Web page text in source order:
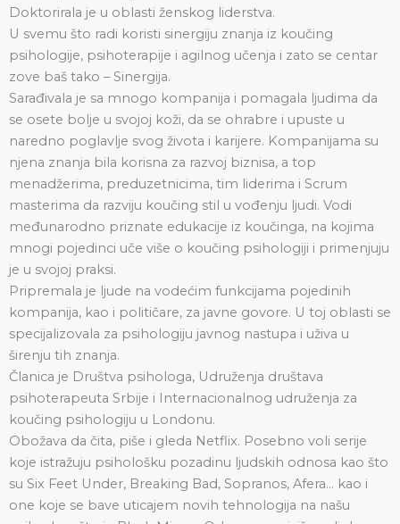
Doktorirala je u oblasti ženskog liderstva.
U svemu što radi koristi sinergiju znanja iz koučing
psihologije, psihoterapije i agilnog učenja i zato se centar
zove baš tako – Sinergija.
Sarađivala je sa mnogo kompanija i pomagala ljudima da
se osete bolje u svojoj koži, da se ohrabre i upuste u
naredno poglavlje svog života i karijere. Kompanijama su
njena znanja bila korisna za razvoj biznisa, a top
menadžerima, preduzetnicima, tim liderima i Scrum
masterima da razviju koučing stil u vođenju ljudi. Vodi
međunarodno priznate edukacije iz koučinga, na kojima
mnogi pojedinci uče više o koučing psihologiji i primenjuju
je u svojoj praksi.
Pripremala je ljude na vodećim funkcijama pojedinih
kompanija, kao i političare, za javne govore. U toj oblasti se
specijalizovala za psihologiju javnog nastupa i uživa u
širenju tih znanja.
Članica je Društva psihologa, Udruženja društava
psihoterapeuta Srbije i Internacionalnog udruženja za
koučing psihologiju u Londonu.
Obožava da čita, piše i gleda Netflix. Posebno voli serije
koje istražuju psihološku pozadinu ljudskih odnosa kao što
su Six Feet Under, Breaking Bad, Sopranos, Afera… kao i
one koje se bave uticajem novih tehnologija na našu